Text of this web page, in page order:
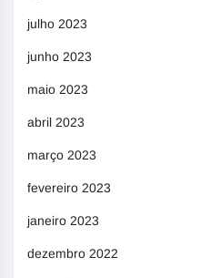
julho 2023
junho 2023
maio 2023
abril 2023
março 2023
fevereiro 2023
janeiro 2023
dezembro 2022